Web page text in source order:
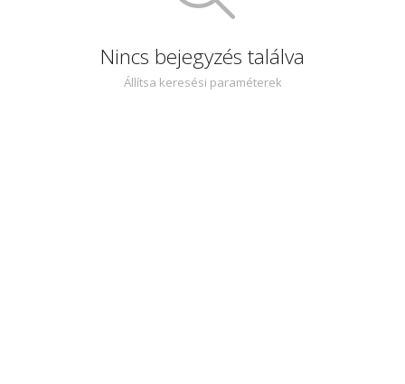
Nincs bejegyzés találva
Állítsa keresési paraméterek